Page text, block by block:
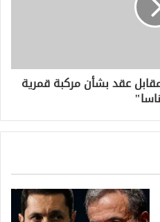
عقد بشأن مركبة قمرية